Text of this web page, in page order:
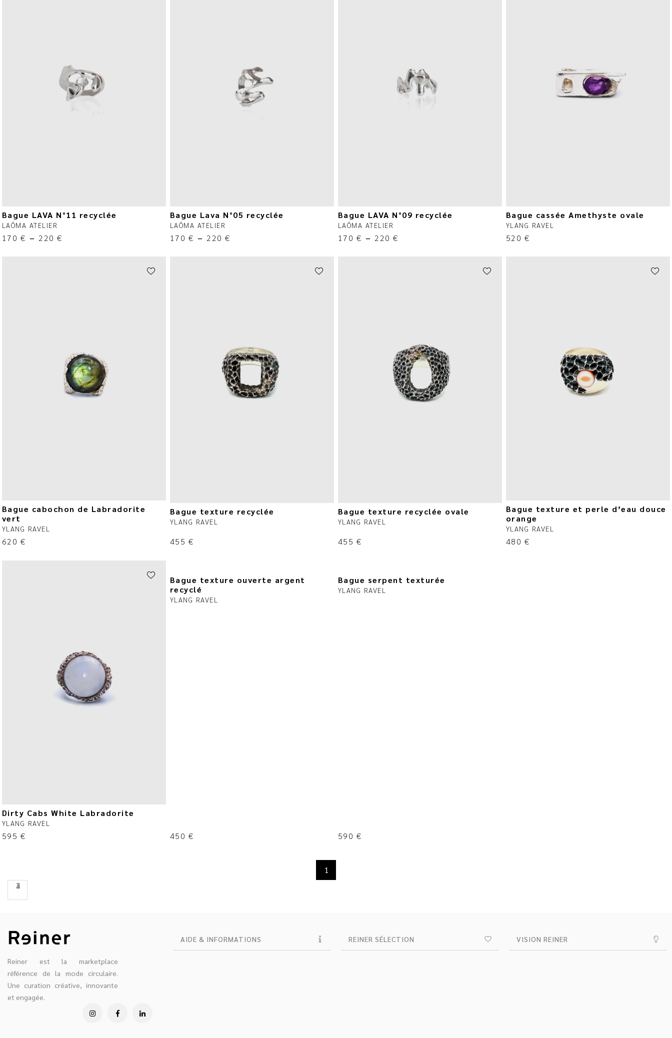
Bague LAVA N°11 recyclée
LAÔMA ATELIER
170 € – 220€
Bague Lava N°05 recyclée
LAÔMA ATELIER
170 € – 220€
Bague LAVA N°09 recyclée
LAÔMA ATELIER
170 € – 220€
Bague cassée Amethyste ovale
YLANG RAVEL
520 €
Bague cabochon de Labradorite
vert
YLANG RAVEL
620 €
Bague texture recyclée
YLANG RAVEL
455 €
Bague texture recyclée ovale
YLANG RAVEL
455 €
Bague texture et perle d’eau douce
orange
YLANG RAVEL
480 €
Dirty Cabs White Labradorite
YLANG RAVEL
595 €
Bague texture ouverte argent
recyclé
YLANG RAVEL
450 €
Bague serpent texturée
YLANG RAVEL
590 €
1
2
3
4
Reiner est la marketplace
référence de la mode circulaire.
Une curation créative, innovante
et engagée.
AIDE & INFORMATIONS REINER SÉLECTION VISION REINER